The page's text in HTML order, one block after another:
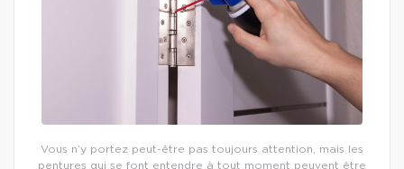
Vous n’y portez peut-être pas toujours attention, mais les
pentures qui se font entendre à tout moment peuvent être